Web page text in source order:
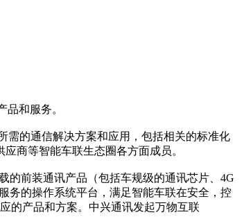
品和服务。
需的通信解决方案和应用，包括相关的标准化
商等智能车联生态圈各方面成员。
的前装通讯产品（包括车规级的通讯芯片、4G
务的操作系统平台，满足智能车联在安全，控
的产品和方案。中兴通讯发起万物互联